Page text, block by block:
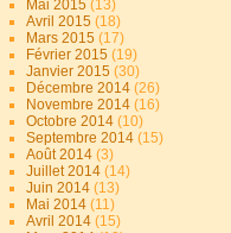
Mai 2015(13)
Avril 2015(18)
Mars 2015(17)
Février 2015(19)
Janvier 2015(30)
Décembre 2014(26)
Novembre 2014(16)
Octobre 2014(10)
Septembre 2014(15)
Août 2014(3)
Juillet 2014(14)
Juin 2014(13)
Mai 2014(11)
Avril 2014(15)